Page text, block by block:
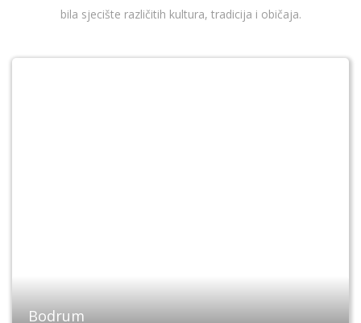
bila sjecište različitih kultura, tradicija i običaja.